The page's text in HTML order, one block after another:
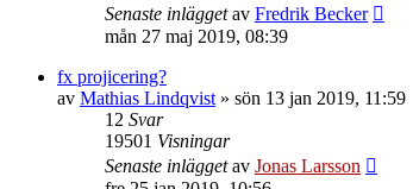
Senaste inläggetav Fredrik Becker
mån 27 maj 2019, 08:39
fx projicering?
av Mathias Lindqvist » sön 13 jan 2019, 11:59
12 Svar
19501 Visningar
Senaste inläggetav Jonas Larsson